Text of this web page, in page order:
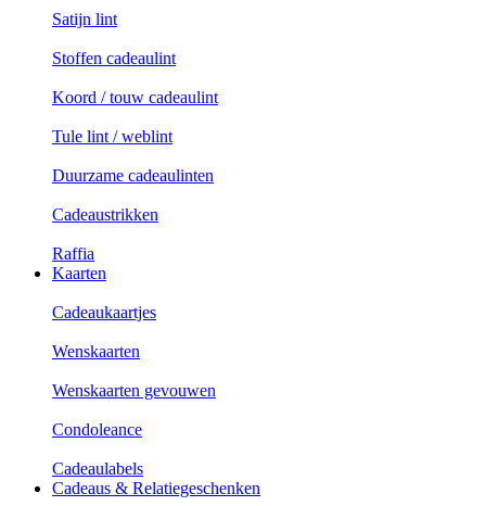
Satijn lint
Stoffen cadeaulint
Koord / touw cadeaulint
Tule lint / weblint
Duurzame cadeaulinten
Cadeaustrikken
Raffia
Kaarten
Cadeaukaartjes
Wenskaarten
Wenskaarten gevouwen
Condoleance
Cadeaulabels
Cadeaus & Relatiegeschenken